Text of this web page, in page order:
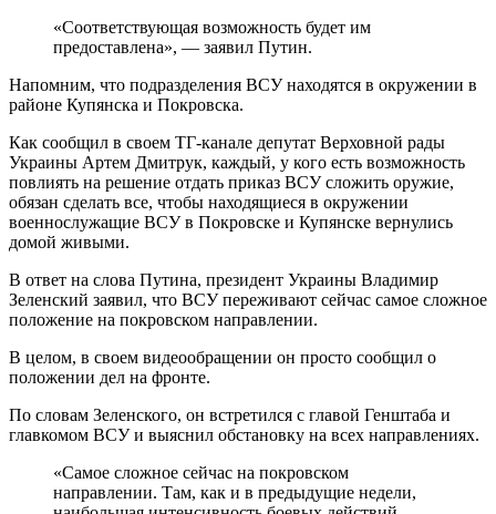
«Соответствующая возможность будет им
предоставлена», — заявил Путин.
Напомним, что подразделения ВСУ находятся в окружении в
районе Купянска и Покровска.
Как сообщил в своем ТГ-канале депутат Верховной рады
Украины Артем Дмитрук, каждый, у кого есть возможность
повлиять на решение отдать приказ ВСУ сложить оружие,
обязан сделать все, чтобы находящиеся в окружении
военнослужащие ВСУ в Покровске и Купянске вернулись
домой живыми.
В ответ на слова Путина, президент Украины Владимир
Зеленский заявил, что ВСУ переживают сейчас самое сложное
положение на покровском направлении.
В целом, в своем видеообращении он просто сообщил о
положении дел на фронте.
По словам Зеленского, он встретился с главой Генштаба и
главкомом ВСУ и выяснил обстановку на всех направлениях.
«Самое сложное сейчас на покровском
направлении. Там, как и в предыдущие недели,